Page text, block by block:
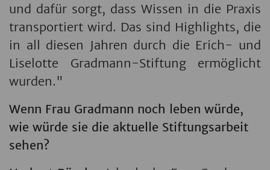
und dafür sorgt, dass Wis­sen in die Pra­xis
trans­por­tiert wird. Das sind High­lights, die
in all die­sen Jah­ren durch die Erich- und
Li­se­lot­te Grad­mann-Stif­tung er­mög­licht
wur­den."
Wenn Frau Grad­mann noch leben würde,
wie würde sie die ak­tu­el­le Stif­tungs­a­r­beit
sehen?